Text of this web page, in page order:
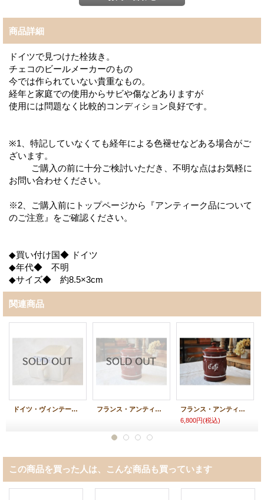
商品詳細
ドイツで見つけた栓抜き。
チェコのビールメーカーのもの
今では作られていない貴重なもの。
経年と家庭での使用からサビや傷などありますが
使用には問題なく比較的コンディション良好です。
※1、特記していなくても経年による色褪せなどある場合がご
ざいます。
ご購入の前に十分ご検討いただき、不明な点はお気軽に
お問い合わせください。
※2、ご購入前にトップページから『アンティーク品について
のご注意』をご確認ください。
◆買い付け国◆ ドイツ
◆年代◆ 不明
◆サイズ◆ 約8.5×3cm
関連商品
ドイツ・ヴィンテージ陶器製 スパイス引出し/GEWURZ フランス・アンティーク ホーロー エナメル キャニスター/Sucre（砂糖）
フランス・アンティーク ホーロー エナメル キャニスター/Cafe
6,800円(税込)
この商品を買った人は、こんな商品も買っています